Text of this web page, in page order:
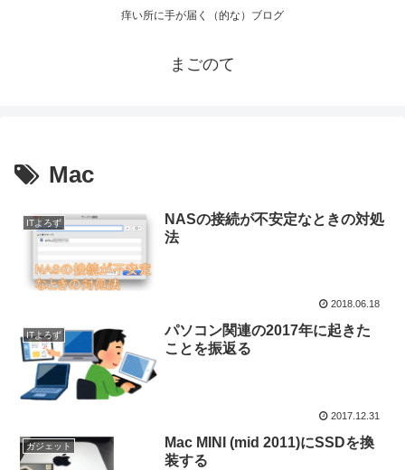
痒い所に手が届く（的な）ブログ
まごのて
Mac
ITよろず
NASの接続が不安定なときの対処
法
2018.06.18
ITよろず
パソコン関連の2017年に起きた
ことを振返る
2017.12.31
ガジェット
Mac MINI (mid 2011)にSSDを換
装する